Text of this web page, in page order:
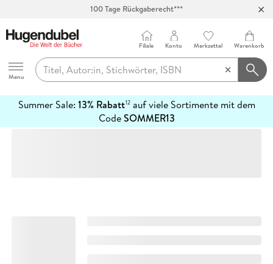
100 Tage Rückgaberecht***
Hugendubel
Menu
Filiale Konto Merkzettel Warenkorb
Summer Sale: 13% Rabatt12auf viele Sortimente mit dem
CodeSOMMER13
erfahren